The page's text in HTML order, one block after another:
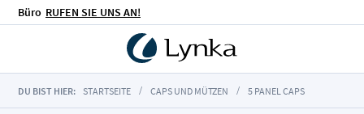
Büro RUFEN SIE UNS AN!
DU BIST HIER: STARTSEITE CAPS UND MÜTZEN 5 PANEL CAPS